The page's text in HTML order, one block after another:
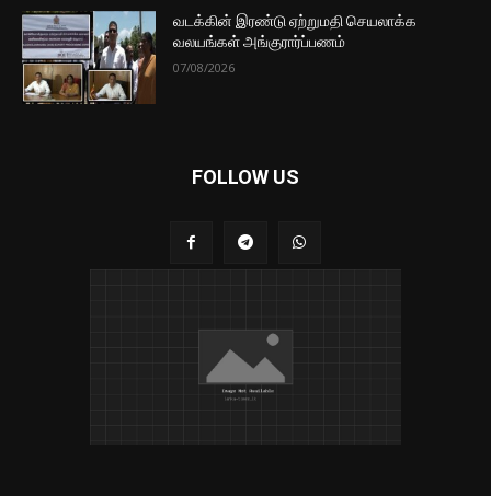
வடக்கின் இரண்டு ஏற்றுமதி செயலாக்க
வலயங்கள் அங்குரார்ப்பணம்
07/08/2026
FOLLOW US